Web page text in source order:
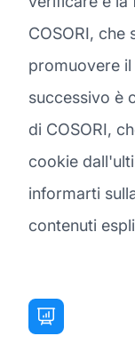
COSORI, che
promuovere il
successivo è
di COSORI,
cookie
informarti
contenuti